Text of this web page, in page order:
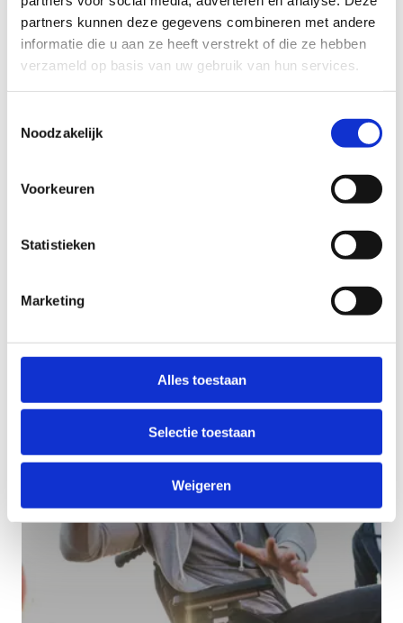
partners kunnen deze gegevens combineren met andere
informatie die u aan ze heeft verstrekt of die ze hebben
verzameld op basis van uw gebruik van hun services.
Noodzakelijk
Voorkeuren
Statistieken
Marketing
Alles toestaan
Selectie toestaan
Weigeren
mogelijkheden. Je kan bij ons terecht voor jouw
sportieve bedrijfs- en topsportevenementen.